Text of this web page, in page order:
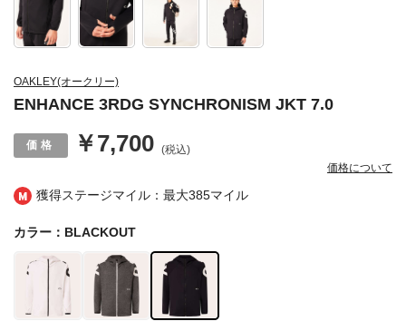
獲得ステージマイル：最大385マイル
OAKLEY(オークリー)
ENHANCE 3RDG SYNCHRONISM JKT 7.0
￥7,700 (税込)
価格について
カラー：BLACKOUT